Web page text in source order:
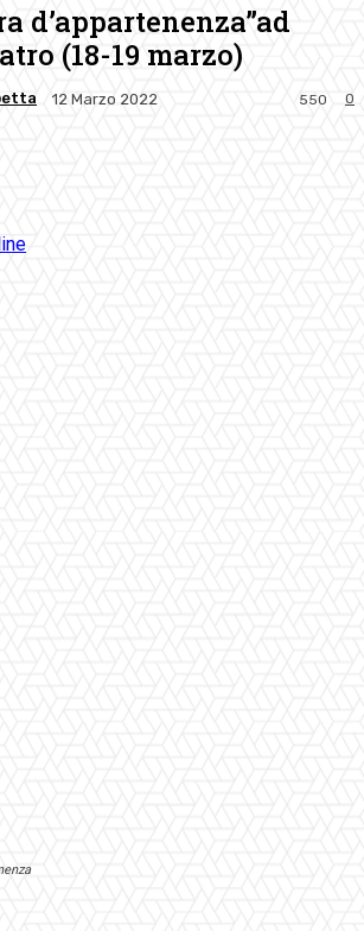
d’appartenenza”ad
(18-19 marzo)
12 Marzo 2022 0
550